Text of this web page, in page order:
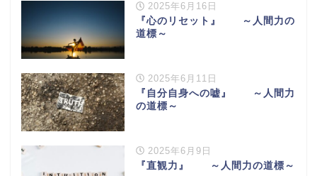
2025年6月16日
『心のリセット』 ～人間力の
道標～
2025年6月11日
『自分自身への嘘』 ～人間力
の道標～
2025年6月9日
『直観力』 ～人間力の道標～